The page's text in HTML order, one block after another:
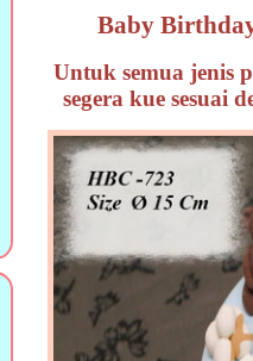
Baby
Untuk semua jenis
segera kue sesuai